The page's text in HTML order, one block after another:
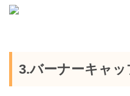
3.バーナーキャ